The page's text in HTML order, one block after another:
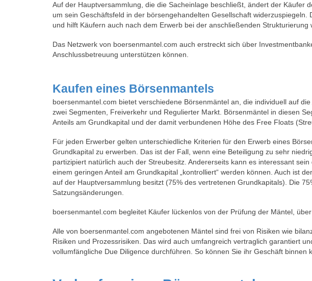
Auf der Hauptversammlung , die die Sacheinlage beschließt, ändert der Käufer
um sein Geschäftsfeld in der börsengehandelten Gesellschaft
und hilft Käufern auch nach dem Erwerb bei der anschließenden Strukturierung
Das Netzwerk von boersenmantel.com auch erstreckt sich über
Anschlussbetreuung unterstützen können.
Kaufen eines Börsenmantels
boersenmantel.com bietet verschiedene Börsenmäntel an, die individuell auf
zwei Segmenten, Freiverkehr und Regulierter Markt. Börsenmäntel in diesen
Anteils am Grundkapital und der damit verbundenen Höhe des Free Floats
Für jeden Erwerber gelten unterschiedliche Kriterien für den Erwerb eines
Grundkapital zu erwerben. Das ist der Fall, wenn eine Beteiligung zu sehr
partizipiert natürlich auch der Streubesitz. Andererseits kann es interessant
einem geringen Anteil am Grundkapital „kontrolliert“ werden können. Auch ist
auf der Hauptversammlung besitzt (75% des vertretenen Grundkapitals). Die
Satzungsänderungen.
boersenmantel.com begleitet Käufer lückenlos von der Prüfung der Mäntel,
Alle von boersenmantel.com angebotenen Mäntel sind frei von Risiken wie
Risiken und Prozessrisiken. Das wird auch umfangreich vertraglich garantiert
vollumfängliche Due Diligence durchführen. So können Sie ihr Geschäft binnen